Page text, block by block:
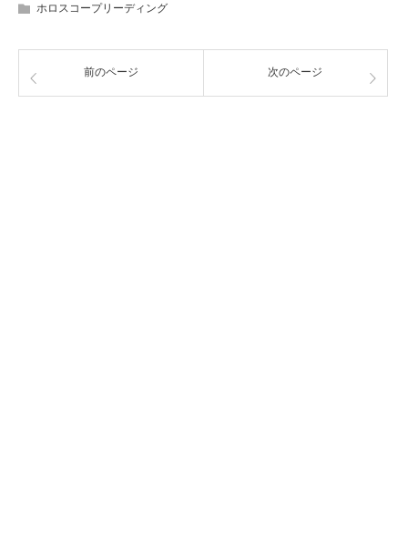
ホロスコープリーディング
前のページ 次のページ